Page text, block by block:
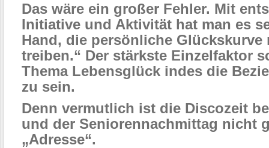
Das wäre ein großer Fehler. Mit
Initiative und Aktivität hat man es
Hand, die persönliche Glückskurve
treiben.“ Der stärkste Einzelfaktor
Thema Lebensglück indes die
zu sein.
Denn vermutlich ist die Discozeit
und der Seniorennachmittag nicht
„Adresse“.